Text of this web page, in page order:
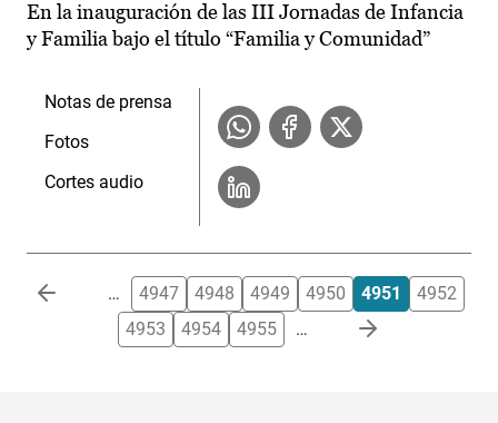
En la inauguración de las III Jornadas de Infancia
y Familia bajo el título “Familia y Comunidad”
Notas de prensa
Fotos
Cortes audio
Paginación … 4947 4948 4949 4950 4951
4952
4953
4954 4955 …